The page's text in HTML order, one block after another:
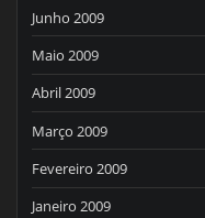
Junho 2009
Maio 2009
Abril 2009
Março 2009
Fevereiro 2009
Janeiro 2009